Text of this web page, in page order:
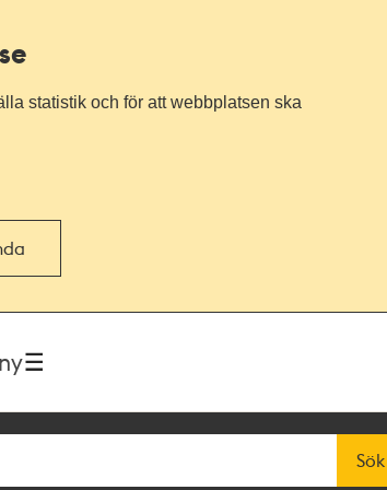
statistik och för att webbplatsen ska
Sök